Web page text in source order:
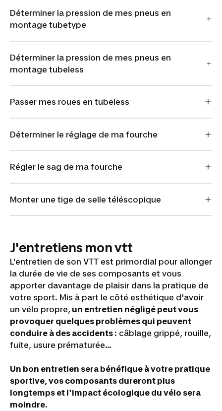
Déterminer la pression de mes pneus en
montage tubetype
Déterminer la pression de mes pneus en
montage tubeless
Passer mes roues en tubeless
Déterminer le réglage de ma fourche
Régler le sag de ma fourche
Monter une tige de selle téléscopique
J'entretiens mon vtt
L'entretien de son VTT est primordial pour allonger
la durée de vie de ses composants et vous
apporter davantage de plaisir dans la pratique de
votre sport. Mis à part le côté esthétique d'avoir
un vélo propre, un entretien négligé peut vous
provoquer quelques problèmes qui peuvent
conduire à des accidents : câblage grippé, rouille,
fuite, usure prématurée…
Un bon entretien sera bénéfique à votre pratique
sportive, vos composants dureront plus
longtemps et l'impact écologique du vélo sera
moindre.